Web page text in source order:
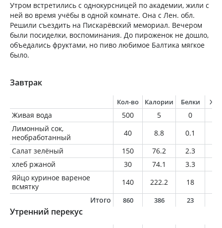
Утром встретились с однокурсницей по академии, жили с
ней во время учёбы в одной комнате. Она с Лен. обл.
Решили съездить на Пискарёвский мемориал. Вечером
были посиделки, воспоминания. До пироженок не дошло,
объедались фруктами, но пиво любимое Балтика мягкое
было.
Завтрак
Кол-во Калории Белки
Живая вода 500 5 0
Лимонный сок,
необработанный
40 8.8 0.1
Салат зелёный
150 76.2 2.3
хлеб ржаной
30 74.1 3.3
Яйцо куриное вареное
всмятку
140 222.2 18
Итого
860 386 23
Утренний перекус